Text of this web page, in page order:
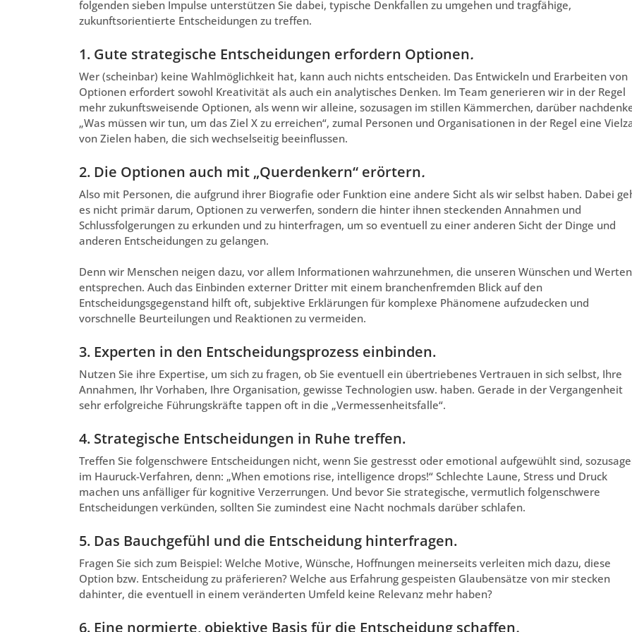
folgenden sieben Impulse unterstützen Sie dabei, typische Denkfallen zu umgehen und tragfähige,
zukunftsorientierte Entscheidungen zu treffen.
1. Gute strategische Entscheidungen erfordern Optionen.
Wer (scheinbar) keine Wahlmöglichkeit hat, kann auch nichts entscheiden. Das Entwickeln und Erarbeiten von
Optionen erfordert sowohl Kreativität als auch ein analytisches Denken. Im Team generieren wir in der Regel
mehr zukunftsweisende Optionen, als wenn wir alleine, sozusagen im stillen Kämmerchen, darüber
„Was müssen wir tun, um das Ziel X zu erreichen“, zumal Personen und Organisationen in der Regel eine
von Zielen haben, die sich wechselseitig beeinflussen.
2. Die Optionen auch mit „Querdenkern“ erörtern.
Also mit Personen, die aufgrund ihrer Biografie oder Funktion eine andere Sicht als wir selbst haben. Dabei
es nicht primär darum, Optionen zu verwerfen, sondern die hinter ihnen steckenden Annahmen und
Schlussfolgerungen zu erkunden und zu hinterfragen, um so eventuell zu einer anderen Sicht der Dinge und
anderen Entscheidungen zu gelangen.
Denn wir Menschen neigen dazu, vor allem Informationen wahrzunehmen, die unseren Wünschen und Werten
entsprechen. Auch das Einbinden externer Dritter mit einem branchenfremden Blick auf den
Entscheidungsgegenstand hilft oft, subjektive Erklärungen für komplexe Phänomene aufzudecken und
vorschnelle Beurteilungen und Reaktionen zu vermeiden.
3. Experten in den Entscheidungsprozess einbinden.
Nutzen Sie ihre Expertise, um sich zu fragen, ob Sie eventuell ein übertriebenes Vertrauen in sich selbst, Ihre
Annahmen, Ihr Vorhaben, Ihre Organisation, gewisse Technologien usw. haben. Gerade in der Vergangenheit
sehr erfolgreiche Führungskräfte tappen oft in die „Vermessenheitsfalle“.
4. Strategische Entscheidungen in Ruhe treffen.
Treffen Sie folgenschwere Entscheidungen nicht, wenn Sie gestresst oder emotional aufgewühlt sind,
im Hauruck-Verfahren, denn: „When emotions rise, intelligence drops!“ Schlechte Laune, Stress und Druck
machen uns anfälliger für kognitive Verzerrungen. Und bevor Sie strategische, vermutlich folgenschwere
Entscheidungen verkünden, sollten Sie zumindest eine Nacht nochmals darüber schlafen.
5. Das Bauchgefühl und die Entscheidung hinterfragen.
Fragen Sie sich zum Beispiel: Welche Motive, Wünsche, Hoffnungen meinerseits verleiten mich dazu, diese
Option bzw. Entscheidung zu präferieren? Welche aus Erfahrung gespeisten Glaubensätze von mir stecken
dahinter, die eventuell in einem veränderten Umfeld keine Relevanz mehr haben?
6. Eine normierte, objektive Basis für die Entscheidung schaffen.